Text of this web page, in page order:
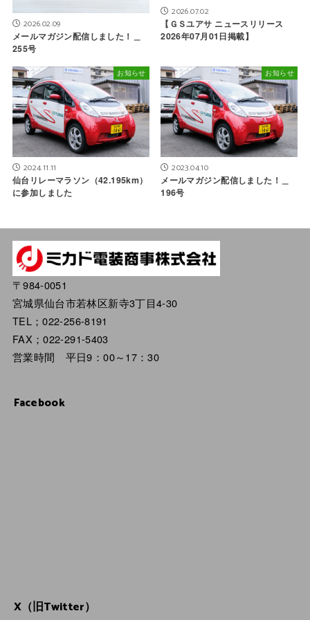
2026.02.09
メールマガジン配信しました！＿
255号
2026.07.02
【ＧＳユアサ ニュースリリース
2026年07月01日掲載】
お知らせ
2024.11.11
仙台リレーマラソン（42.195km）
に参加しました
お知らせ
2023.04.10
メールマガジン配信しました！＿
196号
〒984-0051
宮城県仙台市若林区新寺3丁目4-30
TEL；022-256-8191
FAX；022-291-5403
営業時間 平日9：00～17：30
Facebook
X（旧Twitter）